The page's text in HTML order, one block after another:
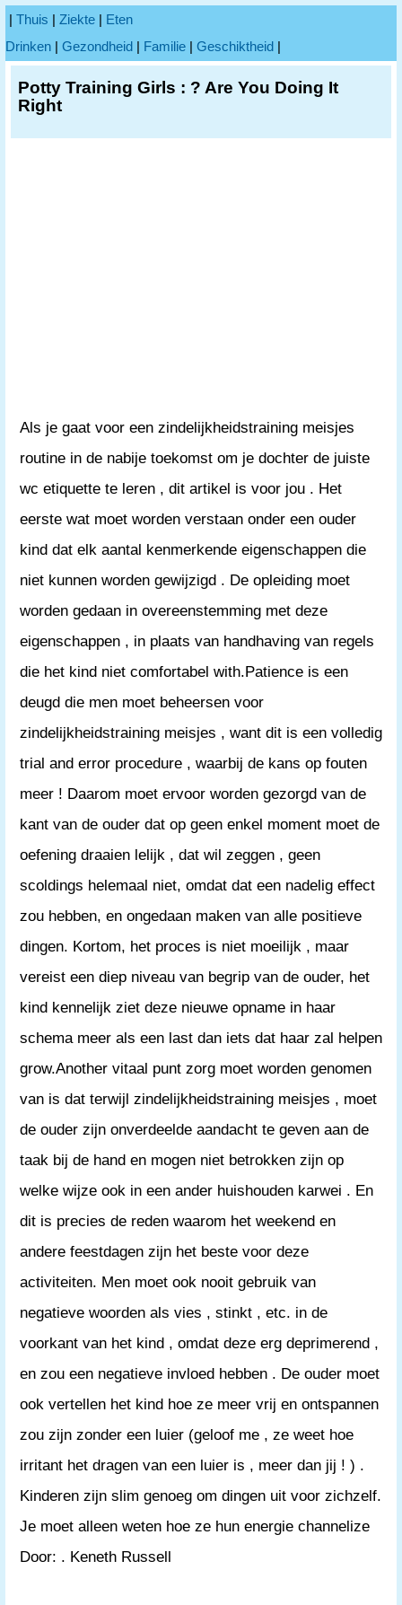
| Thuis | Ziekte | Eten
Drinken | Gezondheid | Familie | Geschiktheid |
Potty Training Girls : ? Are You Doing It
Right
Als je gaat voor een zindelijkheidstraining meisjes
routine in de nabije toekomst om je dochter de juiste
wc etiquette te leren , dit artikel is voor jou . Het
eerste wat moet worden verstaan ​​onder een ouder
kind dat elk aantal kenmerkende eigenschappen die
niet kunnen worden gewijzigd . De opleiding moet
worden gedaan in overeenstemming met deze
eigenschappen , in plaats van handhaving van regels
die het kind niet comfortabel with.Patience is een
deugd die men moet beheersen voor
zindelijkheidstraining meisjes , want dit is een volledig
trial and error procedure , waarbij de kans op fouten
meer ! Daarom moet ervoor worden gezorgd van de
kant van de ouder dat op geen enkel moment moet de
oefening draaien lelijk , dat wil zeggen , geen
scoldings helemaal niet, omdat dat een nadelig effect
zou hebben, en ongedaan maken van alle positieve
dingen. Kortom, het proces is niet moeilijk , maar
vereist een diep niveau van begrip van de ouder, het
kind kennelijk ziet deze nieuwe opname in haar
schema meer als een last dan iets dat haar zal helpen
grow.Another vitaal punt zorg moet worden genomen
van is dat terwijl zindelijkheidstraining meisjes , moet
de ouder zijn onverdeelde aandacht te geven aan de
taak bij de hand en mogen niet betrokken zijn op
welke wijze ook in een ander huishouden karwei . En
dit is precies de reden waarom het weekend en
andere feestdagen zijn het beste voor deze
activiteiten. Men moet ook nooit gebruik van
negatieve woorden als vies , stinkt , etc. in de
voorkant van het kind , omdat deze erg deprimerend ,
en zou een negatieve invloed hebben . De ouder moet
ook vertellen het kind hoe ze meer vrij en ontspannen
zou zijn zonder een luier (geloof me , ze weet hoe
irritant het dragen van een luier is , meer dan jij ! ) .
Kinderen zijn slim genoeg om dingen uit voor zichzelf.
Je moet alleen weten hoe ze hun energie channelize
Door: . Keneth Russell